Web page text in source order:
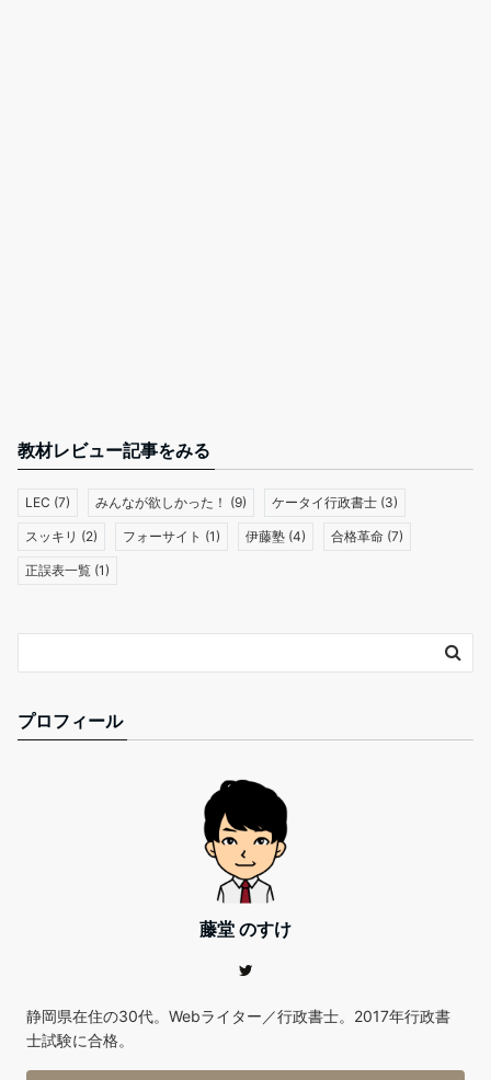
教材レビュー記事をみる
LEC (7) みんなが欲しかった！ (9) ケータイ行政書士 (3)
スッキリ (2) フォーサイト (1) 伊藤塾 (4) 合格革命 (7)
正誤表一覧 (1)
プロフィール
藤堂 のすけ
静岡県在住の30代。Webライター／行政書士。2017年行政書
士試験に合格。